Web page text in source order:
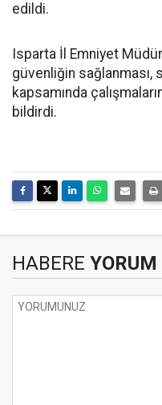
edildi.
Isparta İl Emniyet
güvenliğin
kapsamında
bildirdi.
HABERE